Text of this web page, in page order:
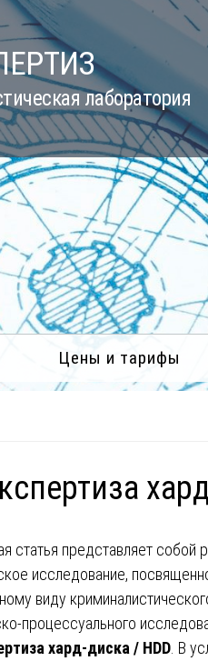
лаборатория
Цены и тарифы
статья представляет собой
исследование,
виду
процессуального
хард-диска / HDD . В